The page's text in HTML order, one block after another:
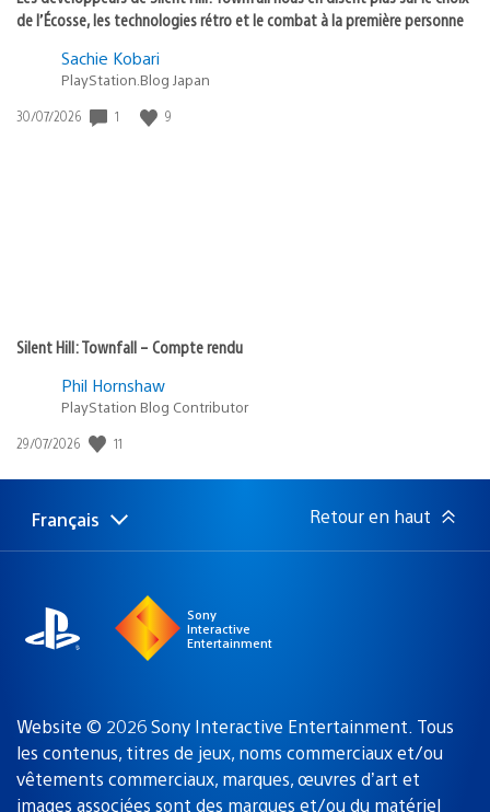
de l’Écosse, les technologies rétro et le combat à la première personne
Sachie Kobari
PlayStation.Blog Japan
Date
30/07/2026 1 9
Silent Hill: Townfall – Compte rendu
Phil Hornshaw
PlayStation Blog Contributor
Date
publication
29/07/2026 11
Choisir
Région
Français Retour en haut
Sony
Interactive
Entertainment
Website © 2026 Sony Interactive Entertainment. Tous
les contenus, titres de jeux, noms commerciaux et/ou
vêtements commerciaux, marques, œuvres d’art et
images associées sont des marques et/ou du matériel